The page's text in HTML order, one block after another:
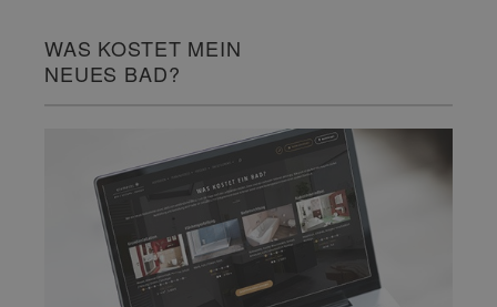
WAS KOSTET MEIN
NEUES BAD?